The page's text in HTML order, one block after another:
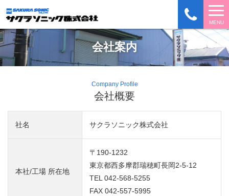
ナ
ビ
ゲ
ー
MENU
会社案内
Company Profile
会社概要
社名 サクラソニック株式会社
本社/工場 所在地
〒190-1232
東京都西多摩郡瑞穂町長岡2-5-12
TEL 042-568-5255
FAX 042-557-5995